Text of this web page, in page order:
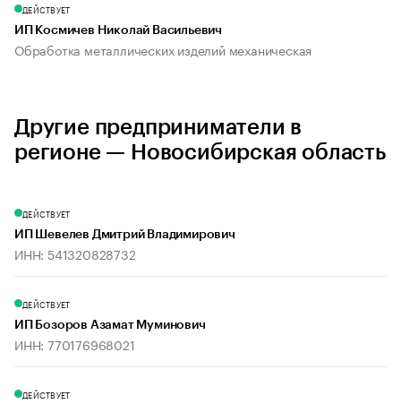
ДЕЙСТВУЕТ
ИП Космичев Николай Васильевич
Обработка металлических изделий механическая
Другие предприниматели в
регионе — Новосибирская область
ДЕЙСТВУЕТ
ИП Шевелев Дмитрий Владимирович
ИНН: 541320828732
ДЕЙСТВУЕТ
ИП Бозоров Азамат Муминович
ИНН: 770176968021
ДЕЙСТВУЕТ